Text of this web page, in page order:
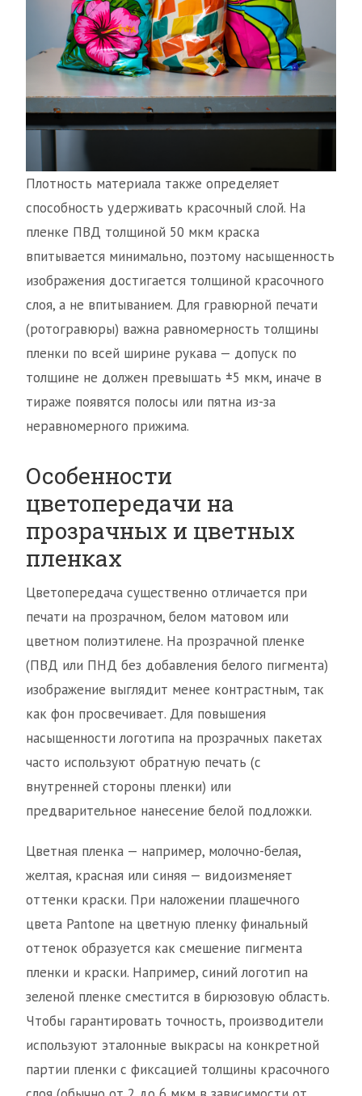
Плотность материала также определяет
способность удерживать красочный слой. На
пленке ПВД толщиной 50 мкм краска
впитывается минимально, поэтому насыщенность
изображения достигается толщиной красочного
слоя, а не впитыванием. Для гравюрной печати
(ротогравюры) важна равномерность толщины
пленки по всей ширине рукава — допуск по
толщине не должен превышать ±5 мкм, иначе в
тираже появятся полосы или пятна из-за
неравномерного прижима.
Особенности
цветопередачи на
прозрачных и цветных
пленках
Цветопередача существенно отличается при
печати на прозрачном, белом матовом или
цветном полиэтилене. На прозрачной пленке
(ПВД или ПНД без добавления белого пигмента)
изображение выглядит менее контрастным, так
как фон просвечивает. Для повышения
насыщенности логотипа на прозрачных пакетах
часто используют обратную печать (с
внутренней стороны пленки) или
предварительное нанесение белой подложки.
Цветная пленка — например, молочно-белая,
желтая, красная или синяя — видоизменяет
оттенки краски. При наложении плашечного
цвета Pantone на цветную пленку финальный
оттенок образуется как смешение пигмента
пленки и краски. Например, синий логотип на
зеленой пленке сместится в бирюзовую область.
Чтобы гарантировать точность, производители
используют эталонные выкрасы на конкретной
партии пленки с фиксацией толщины красочного